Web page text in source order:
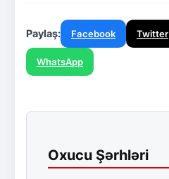
Paylaş: Facebook Twitter
WhatsApp
Oxucu Şərhləri